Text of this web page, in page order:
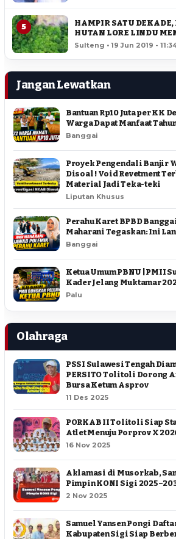
5
HAMPIR SATU DEKADE,
HUTAN LORE LINDU
HEKTAR
Sulteng • 19 Jun 2019 -
Jangan Lewatkan
Bantuan Rp10 Juta per KK
Warga Dapat Manfaat
Banggai
Proyek Pengendali Banjir
Disoal ! Void Revetment
Material Jadi Teka-teki
Liputan Khusus
Perahu Karet BPBD
Maharani Tegaskan: Ini
Banggai
Ketua Umum PBNU | PMII
Kader Jelang Muktamar
Palu
Olahraga
PSSI Sulawesi Tengah
PERSITO Tolitoli Dorong
Bursa Ketum Asprov
11 Des 2025
PORKAB II Tolitoli Siap
Atlet Menuju Porprov X
16 Nov 2025
Aklamasi di Musorkab,
Pimpin KONI Sigi
2 Nov 2025
Samuel Yansen Pongi
Kabupaten Sigi Siap